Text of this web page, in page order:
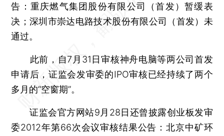
告：重庆燃气集团股份有限公司（首发）暂缓表
决；深圳市崇达电路技术股份有限公司（首发）未
通过。
此前，自7月31日审核神舟电脑等两公司首发
申请后，证监会发审委的IPO审核已经持续了两个
多月的“空窗期”。
证监会官方网站9月28日还曾披露创业板发审
委2012年第66次会议审核结果公告：北京中矿环